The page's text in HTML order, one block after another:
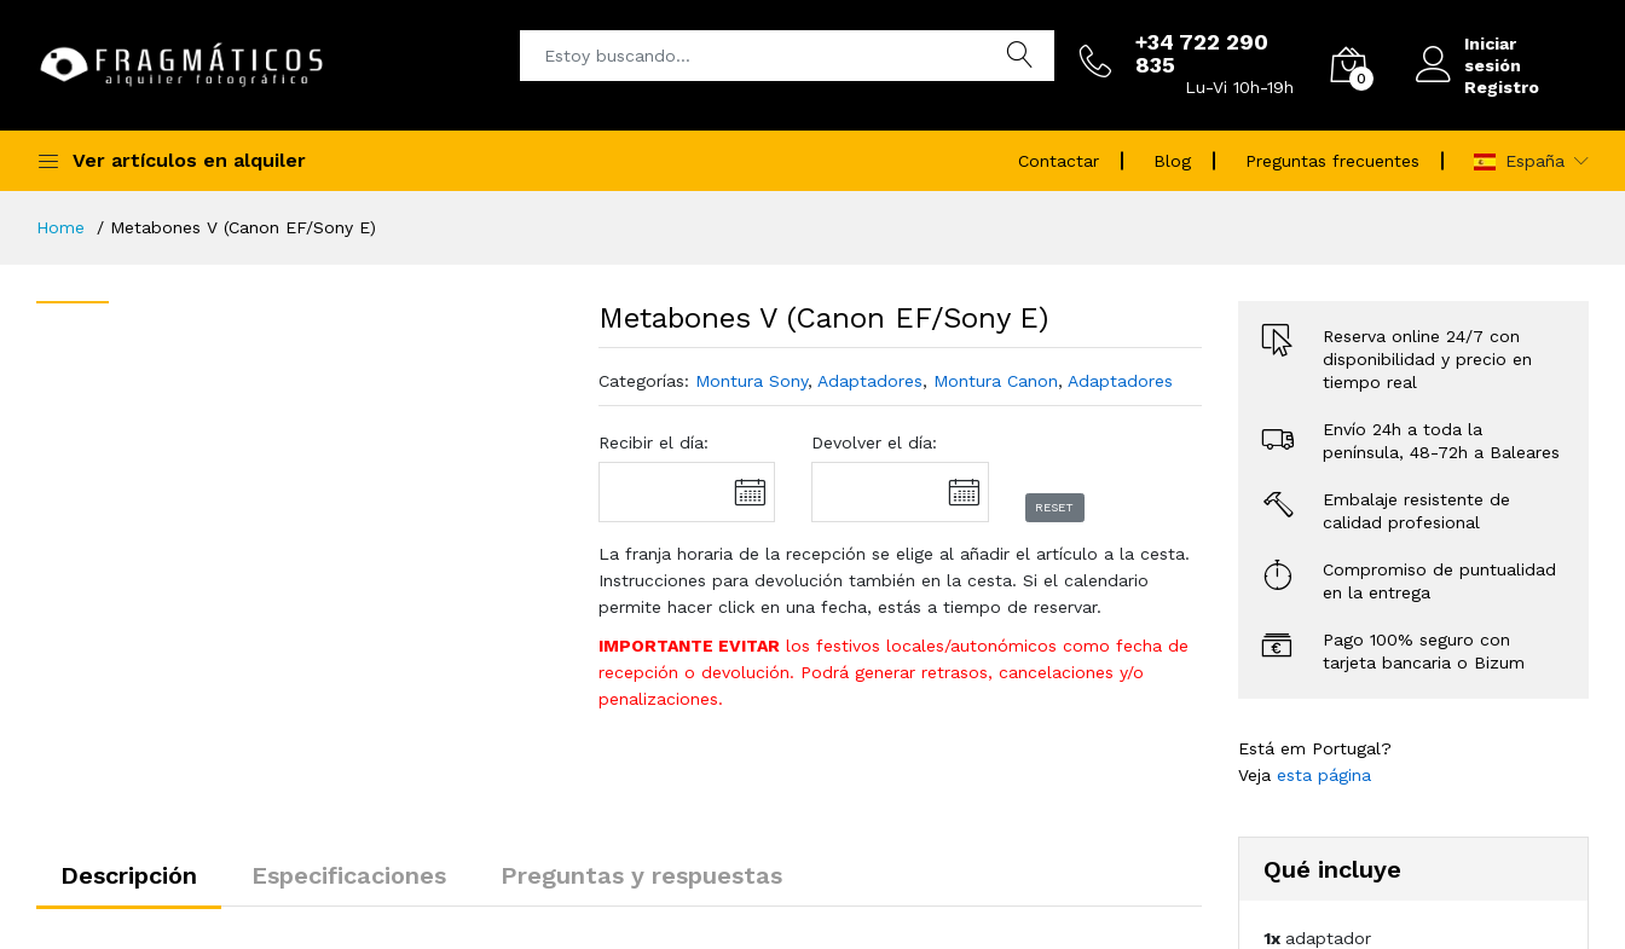
+34 722 290
835
Lu-Vi 10h-19h 0
Iniciar
sesión
Registro
Ver artículos en alquiler Contactar Blog Preguntas frecuentes España
Home Metabones V (Canon EF/Sony E)
Metabones V (Canon EF/Sony E)
Categorías: Montura Sony, Adaptadores, Montura Canon, Adaptadores
Recibir el día: Devolver el día:
RESET
La franja horaria de la recepción se elige al añadir el artículo a la cesta.
Instrucciones para devolución también en la cesta. Si el calendario
permite hacer click en una fecha, estás a tiempo de reservar.
IMPORTANTE EVITAR los festivos locales/autonómicos como fecha de
recepción o devolución. Podrá generar retrasos, cancelaciones y/o
penalizaciones.
Descripción Especificaciones Preguntas y respuestas
Reserva online 24/7 con
disponibilidad y precio en
tiempo real
Envío 24h a toda la
península, 48-72h a Baleares
Embalaje resistente de
calidad profesional
Compromiso de puntualidad
en la entrega
Pago 100% seguro con
tarjeta bancaria o Bizum
Está em Portugal?
Veja esta página
Qué incluye
1x adaptador